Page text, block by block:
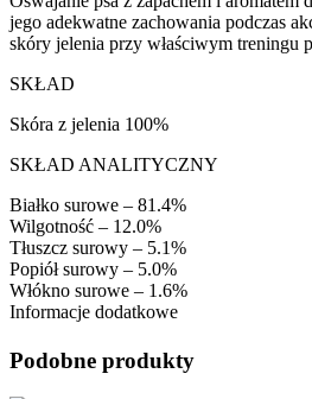
jego adekwatne zachowania podczas
skóry jelenia przy właściwym treningu
SKŁAD
Skóra z jelenia 100%
SKŁAD ANALITYCZNY
Białko surowe – 81.4%
Wilgotność – 12.0%
Tłuszcz surowy – 5.1%
Popiół surowy – 5.0%
Włókno surowe – 1.6%
Informacje dodatkowe
Podobne produkty